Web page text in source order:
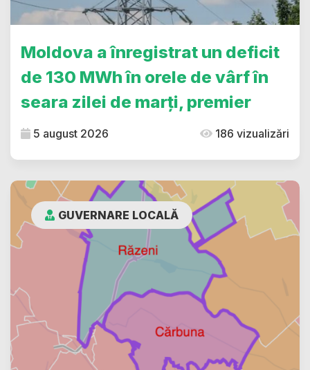
Moldova a înregistrat un deficit
de 130 MWh în orele de vârf în
seara zilei de marți, premier
5 august 2026 186 vizualizări
GUVERNARE LOCALĂ